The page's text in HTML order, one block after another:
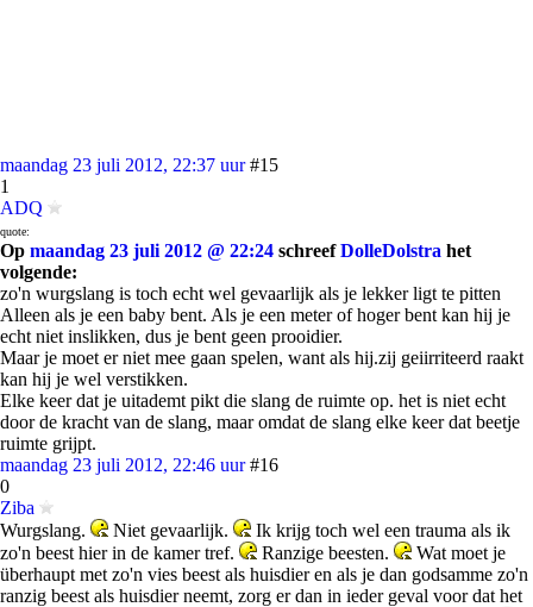
maandag 23 juli 2012, 22:37 uur #15
1
ADQ
quote:
Op maandag 23 juli 2012 @ 22:24 schreefDolleDolstra het
volgende:
zo'n wurgslang is toch echt wel gevaarlijk als je lekker ligt te pitten
Alleen als je een baby bent. Als je een meter of hoger bent kan hij je
echt niet inslikken, dus je bent geen prooidier.
Maar je moet er niet mee gaan spelen, want als hij.zij geiirriteerd raakt
kan hij je wel verstikken.
Elke keer dat je uitademt pikt die slang de ruimte op. het is niet echt
door de kracht van de slang, maar omdat de slang elke keer dat beetje
ruimte grijpt.
maandag 23 juli 2012, 22:46 uur #16
0
Ziba
Wurgslang.
Niet gevaarlijk.
Ik krijg toch wel een trauma als ik
zo'n beest hier in de kamer tref.
Ranzige beesten.
Wat moet je
überhaupt met zo'n vies beest als huisdier en als je dan godsamme zo'n
ranzig beest als huisdier neemt, zorg er dan in ieder geval voor dat het